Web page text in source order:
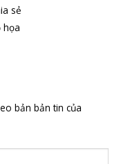
sẻ
họa
bản bản tin của